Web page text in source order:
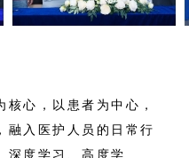
心，以患者为中心，
融入医护人员的日常行
深度学习、高度学